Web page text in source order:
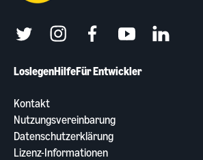
LoslegenHilfeFür Entwickler
Kontakt
Nutzungsvereinbarung
Datenschutzerklärung
Lizenz-Informationen
twitter instagramfacebookyoutubelinkedin